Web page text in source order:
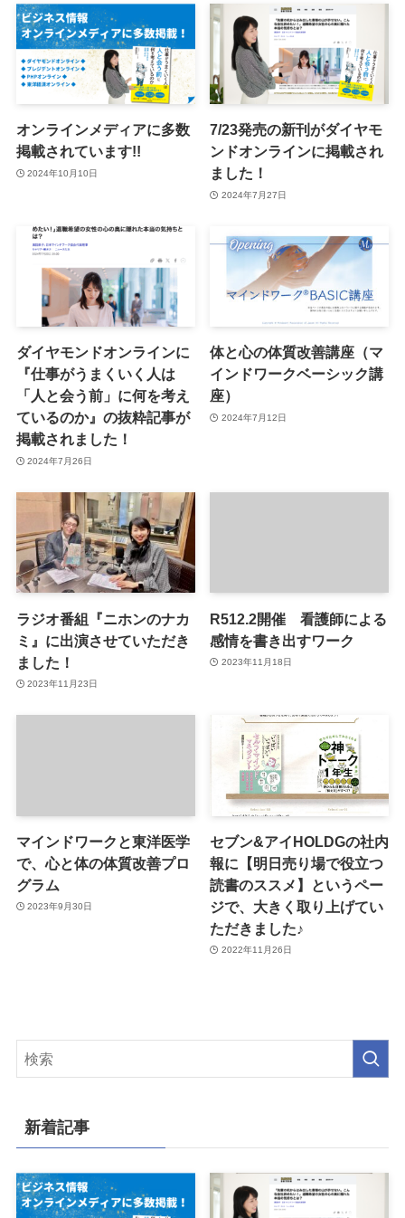
オンラインメディアに多数
掲載されています!!
2024年10月10日
7/23発売の新刊がダイヤモ
ンドオンラインに掲載され
ました！
2024年7月27日
ダイヤモンドオンラインに
『仕事がうまくいく人は
「人と会う前」に何を考え
ているのか』の抜粋記事が
掲載されました！
2024年7月26日
体と心の体質改善講座（マ
インドワークベーシック講
座）
2024年7月12日
ラジオ番組『ニホンのナカ
ミ』に出演させていただき
ました！
2023年11月23日
R512.2開催 看護師による
感情を書き出すワーク
2023年11月18日
マインドワークと東洋医学
で、心と体の体質改善プロ
グラム
2023年9月30日
セブン&アイHOLDGの社内
報に【明日売り場で役立つ
読書のススメ】というペー
ジで、大きく取り上げてい
ただきました♪
2022年11月26日
新着記事